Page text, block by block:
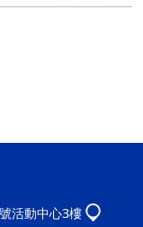
活動中心3樓